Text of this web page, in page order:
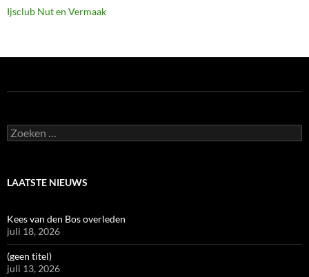
Ijsclub Nut en Vermaak
Zoeken
naar:
LAATSTE NIEUWS
Kees van den Bos overleden
juli 18, 2026
(geen titel)
juli 13, 2026